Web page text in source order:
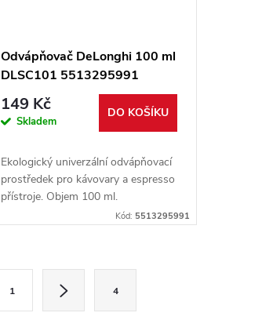
Odvápňovač DeLonghi 100 ml
DLSC101 5513295991
149 Kč
Skladem
DO KOŠÍKU
Ekologický univerzální odvápňovací
prostředek pro kávovary a espresso
přístroje. Objem 100 ml.
Kód: 5513295991
1 4